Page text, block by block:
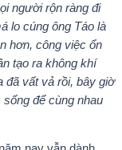
người rộn ràng đi
lo cúng ông Táo là
hơn, công việc ổn
tạo ra không khí
đã vất vả rồi, bây giờ
để cùng nhau